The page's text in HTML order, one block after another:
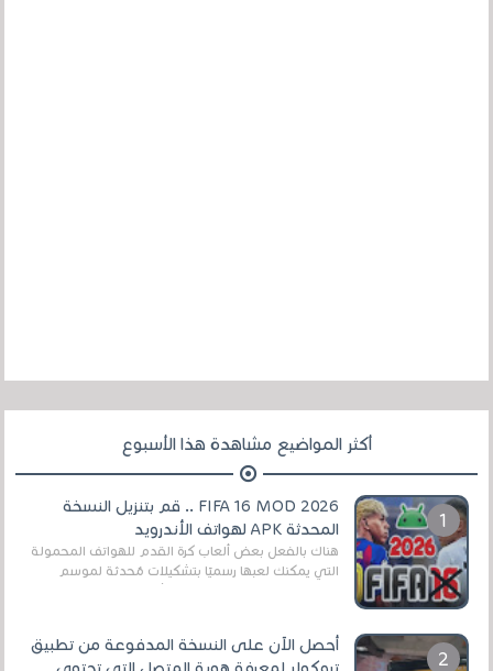
أكثر المواضيع مشاهدة هذا الأسبوع
FIFA 16 MOD 2026 .. قم بتنزيل النسخة
المحدثة APK لهواتف الأندرويد
هناك بالفعل بعض ألعاب كرة القدم للهواتف المحمولة
التي يمكنك لعبها رسميًا بتشكيلات مُحدثة لموسم
أحصل الآن على النسخة المدفوعة من تطبيق